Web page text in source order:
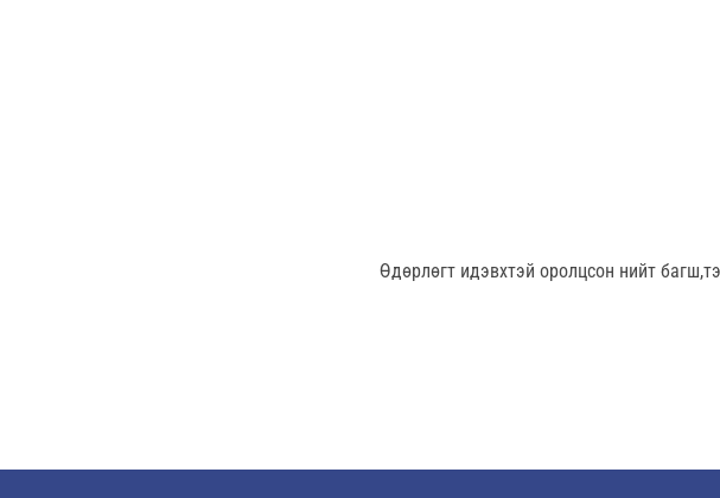
Өдөрлөгт идэвхтэй оролцсон нийт